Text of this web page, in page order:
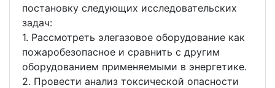
постановку следующих исследовательских
задач:
1. Рассмотреть элегазовое оборудование как
пожаробезопасное и сравнить с другим
оборудованием применяемыми в энергетике.
2. Провести анализ токсической опасности